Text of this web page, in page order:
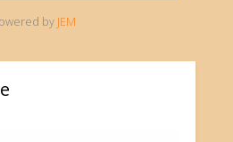
by JEM